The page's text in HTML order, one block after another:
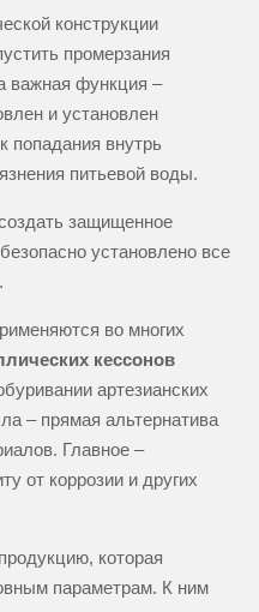
конструкции
промерзания
важная функция –
и установлен
попадания внутрь
питьевой воды.
защищенное
установлено все
во многих
кессонов
артезианских
– прямая альтернатива
Главное –
от коррозии и других
которая
параметрам. К ним